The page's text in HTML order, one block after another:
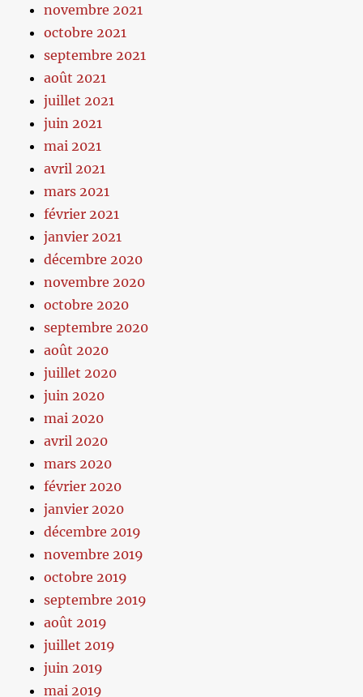
novembre 2021
octobre 2021
septembre 2021
août 2021
juillet 2021
juin 2021
mai 2021
avril 2021
mars 2021
février 2021
janvier 2021
décembre 2020
novembre 2020
octobre 2020
septembre 2020
août 2020
juillet 2020
juin 2020
mai 2020
avril 2020
mars 2020
février 2020
janvier 2020
décembre 2019
novembre 2019
octobre 2019
septembre 2019
août 2019
juillet 2019
juin 2019
mai 2019